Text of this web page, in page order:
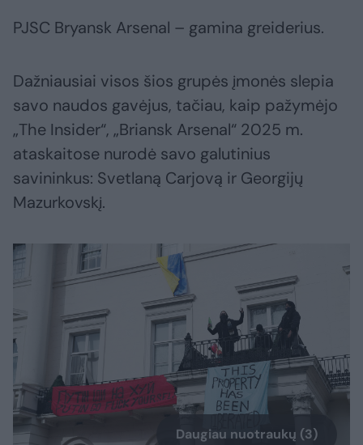
PJSC Bryansk Arsenal – gamina greiderius.
Dažniausiai visos šios grupės įmonės slepia
savo naudos gavėjus, tačiau, kaip pažymėjo
„The Insider“, „Briansk Arsenal“ 2025 m.
ataskaitose nurodė savo galutinius
savininkus: Svetlaną Carjovą ir Georgijų
Mazurkovskį.
Daugiau nuotraukų (3)